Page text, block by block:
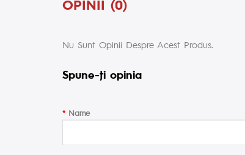
OPINII (0)
Nu Sunt Opinii Despre Acest Produs.
Spune-ţi opinia
Name